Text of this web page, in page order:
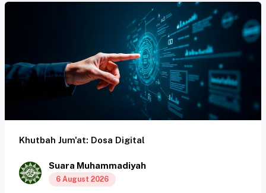
Khutbah Jum'at: Dosa Digital
Suara Muhammadiyah
6 August 2026